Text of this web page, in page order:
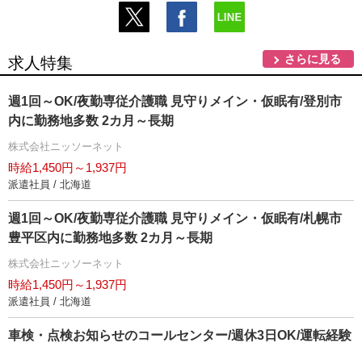
求人特集 さらに見る
週1回～OK/夜勤専従介護職 見守りメイン・仮眠有/登別市
内に勤務地多数 2カ月～長期
株式会社ニッソーネット
時給1,450円～1,937円
派遣社員 / 北海道
週1回～OK/夜勤専従介護職 見守りメイン・仮眠有/札幌市
豊平区内に勤務地多数 2カ月～長期
株式会社ニッソーネット
時給1,450円～1,937円
派遣社員 / 北海道
車検・点検お知らせのコールセンター/週休3日OK/運転経験